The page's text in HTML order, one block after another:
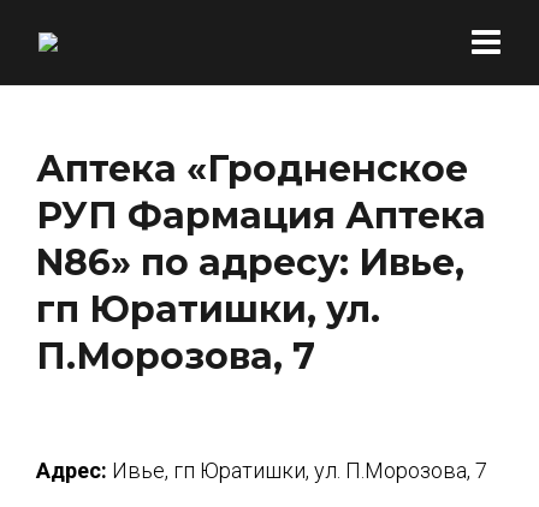
Аптека «Гродненское
РУП Фармация Аптека
N86» по адресу: Ивье,
гп Юратишки, ул.
П.Морозова, 7
Адрес: Ивье, гп Юратишки, ул. П.Морозова, 7